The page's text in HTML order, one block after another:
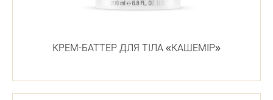
КРЕМ-БАТТЕР ДЛЯ ТІЛА «КАШЕМІР»